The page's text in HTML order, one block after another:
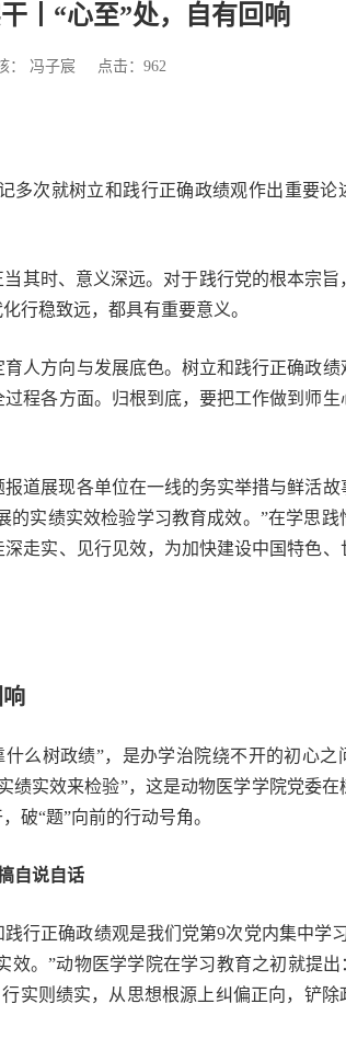
丨“心至”处，自有回响
子宸 点击： 962
多次就树立和践行正确政绩观作出重要论
其时、意义深远。对于践行党的根本宗旨
行稳致远，都具有重要意义。
人方向与发展底色。树立和践行正确政绩
程各方面。归根到底，要把工作做到师生
道展现各单位在一线的务实举措与鲜活故
的实绩实效检验学习教育成效。”在学思践
走实、见行见效，为加快建设中国特色、
么树政绩”，是办学治院绕不开的初心之
绩实效来检验”，这是动物医学学院党委在
破“题”向前的行动号角。
自说自话
行正确政绩观是我们党第9次党内集中学
。”动物医学学院在学习教育之初就提出
实则绩实，从思想根源上纠偏正向，铲除